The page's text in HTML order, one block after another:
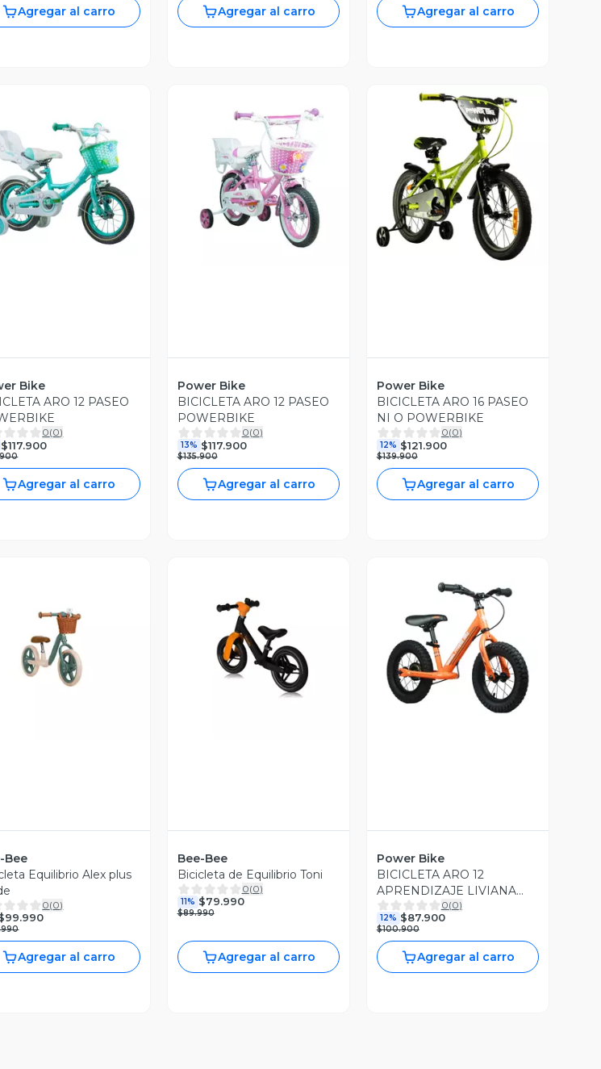
Agregar al carro Agregar al carro Agregar al carro
Vista Previa
Bike
ARO 12 PASEO
0(0)
$117.900
Agregar al carro
Vista Previa
Power Bike
BICICLETA ARO 12 PASEO
POWERBIKE
0(0)
13% $117.900
$135.900
Agregar al carro
Vista Previa
Power Bike
BICICLETA ARO 16 PASEO
NI O POWERBIKE
0(0)
12% $121.900
$139.900
Agregar al carro
Vista Previa
Bee
Equilibrio Alex plus
0(0)
Agregar al carro
Vista Previa
Bee-Bee
Bicicleta de Equilibrio Toni
0(0)
11% $79.990
$89.990
Agregar al carro
Vista Previa
Power Bike
BICICLETA ARO 12
APRENDIZAJE LIVIANA
POWERBIKE
0(0)
12% $87.900
$100.900
Agregar al carro